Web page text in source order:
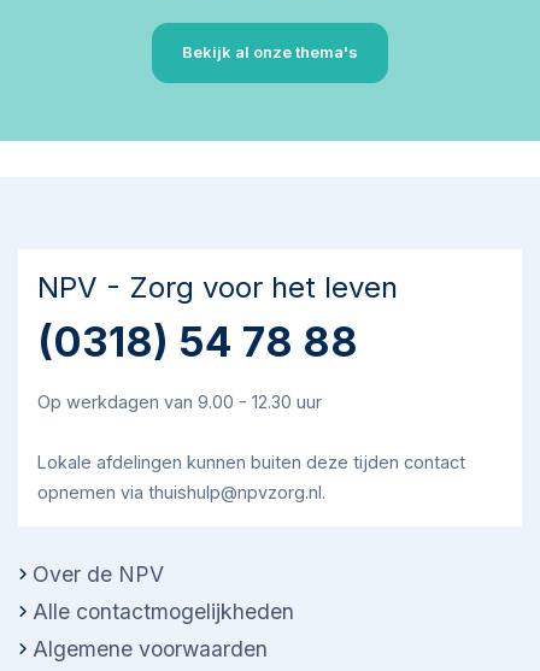
Bekijk al onze thema's
NPV - Zorg voor het leven
(0318) 54 78 88
Op werkdagen van 9.00 - 12.30 uur
Lokale afdelingen kunnen buiten deze tijden contact
opnemen via thuishulp@npvzorg.nl.
Over de NPV
Alle contactmogelijkheden
Algemene voorwaarden